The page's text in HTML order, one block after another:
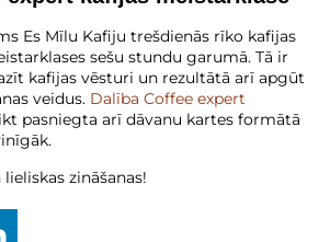
Es Mīlu Kafiju trešdienās rīko kafijas
sešu stundu garumā. Tā ir
kafijas vēsturi un rezultātā arī apgūt
veidus. Dalība Coffee expert
pasniegta arī dāvanu kartes formātā
zināšanas!